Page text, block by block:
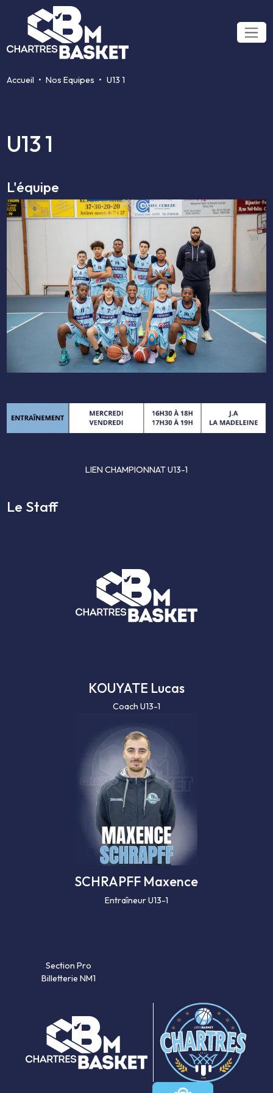
Accueil Nos Equipes U13 1
U13 1
L'équipe
LIEN CHAMPIONNAT U13-1
Le Staff
KOUYATE Lucas
Coach U13-1
SCHRAPFF Maxence
Entraîneur U13-1
Section Pro
Billetterie NM1